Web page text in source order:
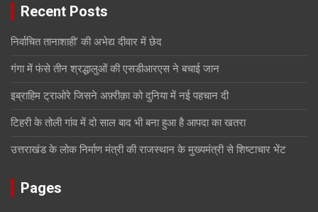
Recent Posts
निर्वाचित तानाशाही’ की अभेद्य दीवार में छेद
गंगा में फंसे तीन श्रद्धालुओं की एसडीआरएस ने बचाई जान
इब्राहिम ट्राओरे जिसने अफ़्रीक़ा को दुनिया में नई पहचान दी
टिहरी के तोली गांव में दो साल बाद भी बना हुआ है आपदा का खतरा
उत्तराखंड के लोक निर्माण मंत्री की राजस्थान के मुख्यमंत्री से शिष्टाचार भेंट
Pages